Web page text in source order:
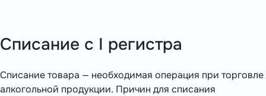
Списание с I регистра
Списание товара — необходимая операция при торговле
алкогольной продукции. Причин для списания